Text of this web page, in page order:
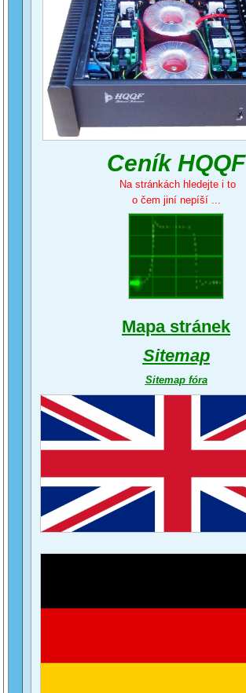
Ceník HQQF
Na stránkách hledejte i to
o čem jiní nepíší ...
Mapa stránek
Sitemap
Sitemap fóra